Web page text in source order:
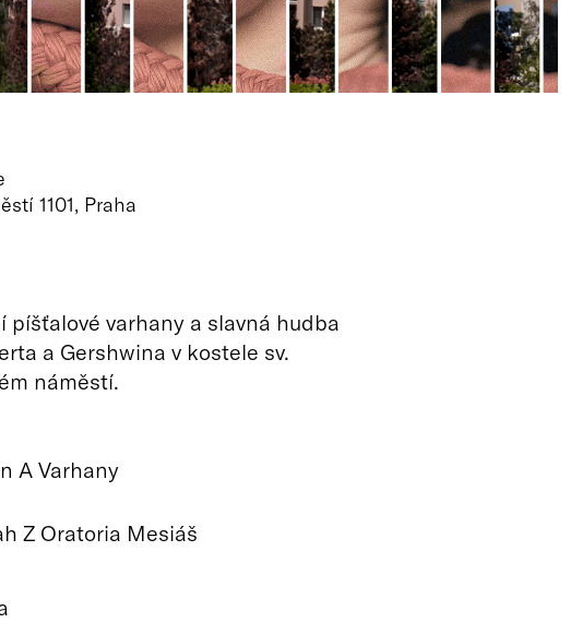
1101, Praha
píšťalové varhany a slavná hudba
a Gershwina v kostele sv.
náměstí.
A Varhany
Z Oratoria Mesiáš